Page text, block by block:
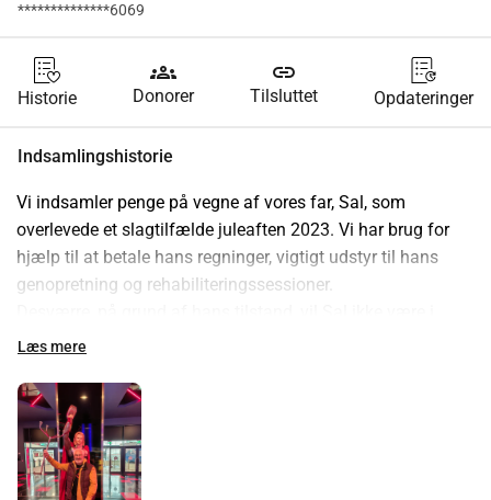
**************6069
Historie
groups
Donorer
link
Tilsluttet Opdateringer
Indsamlingshistorie
Vi indsamler penge på vegne af vores far, Sal, som
overlevede et slagtilfælde juleaften 2023. Vi har brug for
hjælp til at betale hans regninger, vigtigt udstyr til hans
genopretning og rehabiliteringssessioner.
stand til at vende tilbage til sit arbejde som sygeplejerske
nødvendigheder.
Vi søger at finansiere:
• Tilpasninger til hans hjem - vi har været nødt til at
finansiere greb, da kommunen ikke er i stand til at yde
Læs mere